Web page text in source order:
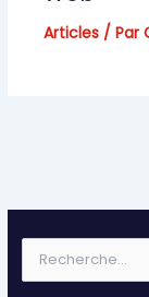
Articles/ Par